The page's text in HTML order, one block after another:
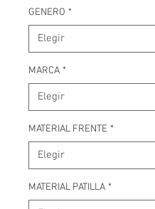
GENERO *
MARCA *
MATERIAL FRENTE *
MATERIAL PATILLA *